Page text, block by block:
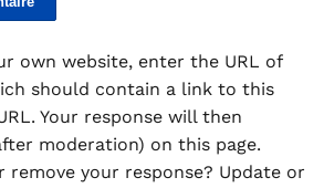
own website, enter the URL of
should contain a link to this
Your response will then
moderation) on this page.
remove your response? Update or